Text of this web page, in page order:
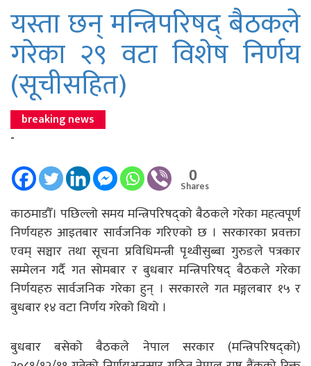
यस्ता छन् मन्त्रिपरिषद् बैठकले
गरेका २९ वटा विशेष निर्णय
(सूचीसहित)
breaking news
-
0
Shares
काठमाडौँ। पछिल्लो समय मन्त्रिपरिषद्को बैठकले गरेका महत्वपूर्ण
निर्णयहरु आइतबार सार्वजनिक गरिएको छ । सरकारका प्रवक्ता
एवम् सञ्चार तथा सूचना प्रविधिमन्त्री पृथ्वीसुब्बा गुरुङले पत्रकार
सम्मेलन गर्दै गत सोमबार र बुधबार मन्त्रिपरिषद् बैठकले गरेका
निर्णयहरु सार्वजनिक गरेका हुन् । सरकारले गत मङ्गलबार १५ र
बुधबार १४ वटा निर्णय गरेको थियो ।
बुधबार बसेको बैठकले नेपाल सरकार (मन्त्रिपरिषद्को)